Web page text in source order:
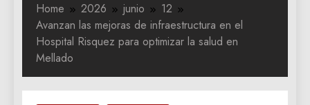
Home 2026 junio
12
Avanzan las mejoras de infraestructura en el
Hospital Risquez para optimizar la salud en
Mellado